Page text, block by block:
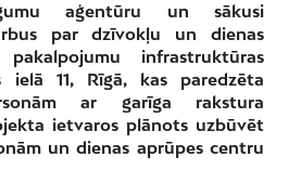
aģentūru un sākusi
par dzīvokļu un dienas
infrastruktūras
ielā 11, Rīgā, kas paredzēta
ar garīga rakstura
ietvaros plānots uzbūvēt
un dienas aprūpes centru